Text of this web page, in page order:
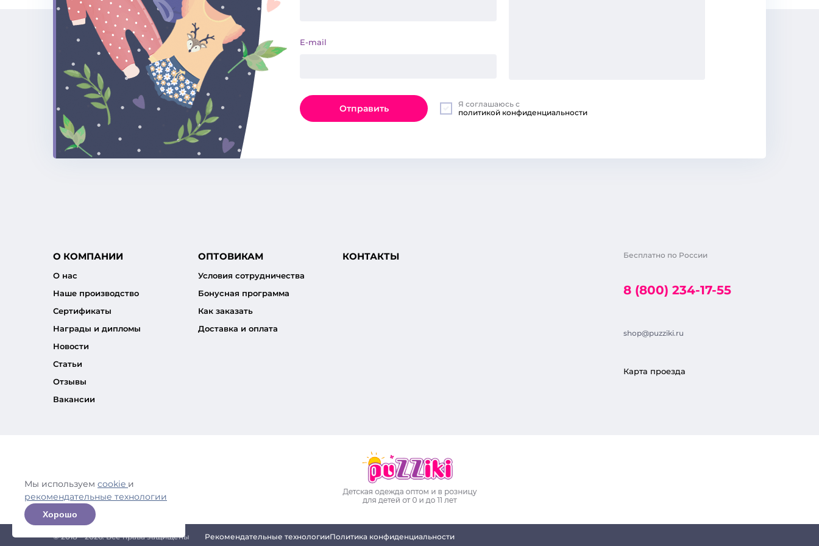
E-mail
Отправить
Я соглашаюсь с
политикой конфиденциальности
О КОМПАНИИ
О нас
Наше производство
Сертификаты
Награды и дипломы
Новости
Статьи
Отзывы
Вакансии
ОПТОВИКАМ
Условия сотрудничества
Бонусная программа
Как заказать
Доставка и оплата
КОНТАКТЫ Бесплатно по России
8 (800) 234-17-55
shop@puzziki.ru
Карта проезда
© 2018 – 2026. Все права защищены Рекомендательные технологииПолитика конфиденциальности
Мы используем cookie и
рекомендательные технологии
Хорошо